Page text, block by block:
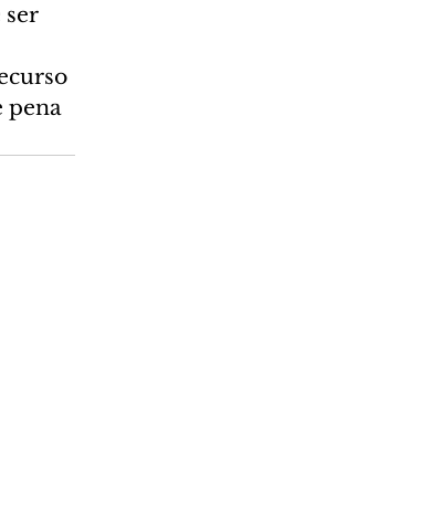
ser
pena